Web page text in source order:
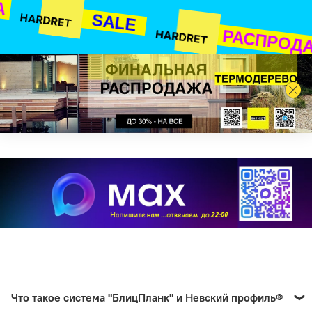
Что такое система "БлицПланк" и Невский профиль®
SALE